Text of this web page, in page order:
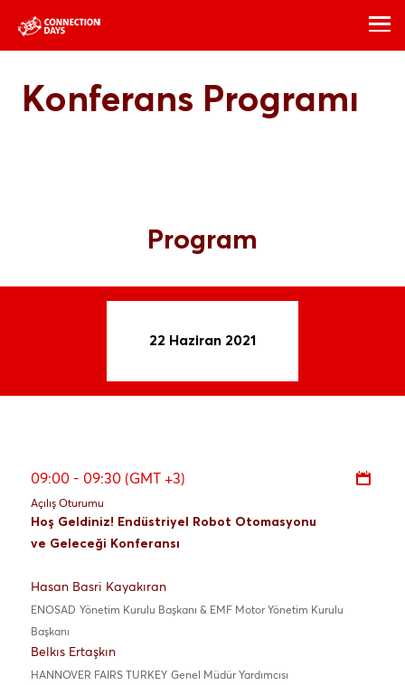
Konferans Programı
Program
22 Haziran 2021
09:00 - 09:30 (GMT +3)
Açılış Oturumu
Hoş Geldiniz! Endüstriyel Robot Otomasyonu
ve Geleceği Konferansı
Hasan Basri Kayakıran
ENOSAD Yönetim Kurulu Başkanı & EMF Motor Yönetim Kurulu
Başkanı
Belkıs Ertaşkın
HANNOVER FAIRS TURKEY Genel Müdür Yardımcısı